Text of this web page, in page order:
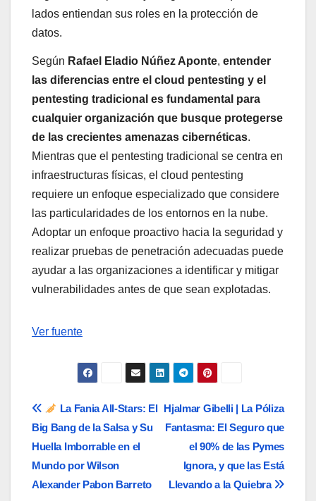
lados entiendan sus roles en la protección de
datos.
Según Rafael Eladio Núñez Aponte, entender
las diferencias entre el cloud pentesting y el
pentesting tradicional es fundamental para
cualquier organización que busque protegerse
de las crecientes amenazas cibernéticas.
Mientras que el pentesting tradicional se centra en
infraestructuras físicas, el cloud pentesting
requiere un enfoque especializado que considere
las particularidades de los entornos en la nube.
Adoptar un enfoque proactivo hacia la seguridad y
realizar pruebas de penetración adecuadas puede
ayudar a las organizaciones a identificar y mitigar
vulnerabilidades antes de que sean explotadas.
Navegación
entradas
Ver fuente
Navegación
de
entradas
Hjalmar Gibelli | La Póliza
Fantasma: El Seguro que
el 90% de las Pymes
Ignora, y que las Está
Llevando a la Quiebra
La Fania All-Stars: El
Big Bang de la Salsa y Su
Huella Imborrable en el
Mundo por Wilson
Alexander Pabon Barreto